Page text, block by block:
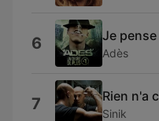
6 Je
Adès
7 Rien n'a
Sinik